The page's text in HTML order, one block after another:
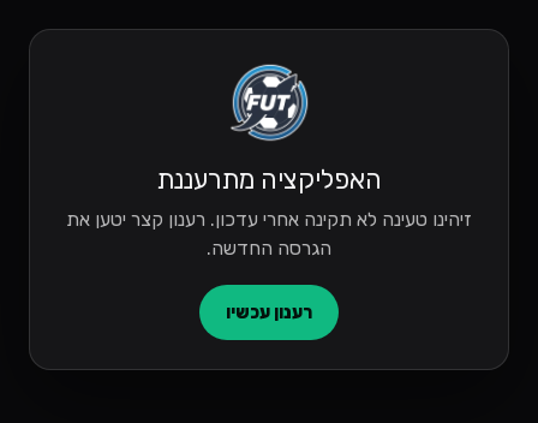
האפליקציה מתרעננת
זיהינו טעינה לא תקינה אחרי עדכון. רענון קצר יטען את
הגרסה החדשה.
רענון עכשיו